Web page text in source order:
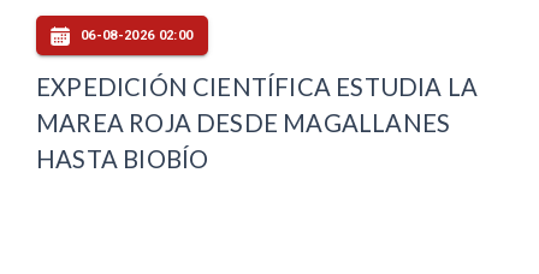
06-08-2026 02:00
EXPEDICIÓN CIENTÍFICA ESTUDIA LA
MAREA ROJA DESDE MAGALLANES
HASTA BIOBÍO